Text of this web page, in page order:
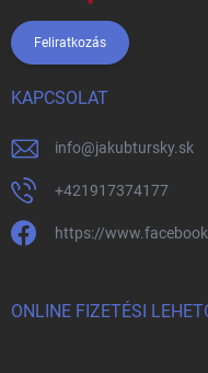
Feliratkozás
KAPCSOLAT
info@jakubtursky.sk
+421917374177
https://
ONLINE FIZETÉSI